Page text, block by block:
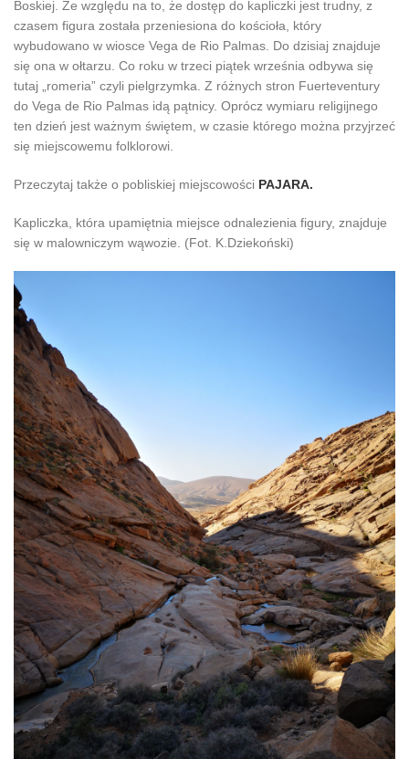
Boskiej. Ze względu na to, że dostęp do kapliczki jest trudny, z
czasem figura została przeniesiona do kościoła, który
wybudowano w wiosce Vega de Rio Palmas. Do dzisiaj znajduje
się ona w ołtarzu. Co roku w trzeci piątek września odbywa się
tutaj „romeria” czyli pielgrzymka. Z różnych stron Fuerteventury
do Vega de Rio Palmas idą pątnicy. Oprócz wymiaru religijnego
ten dzień jest ważnym świętem, w czasie którego można przyjrzeć
się miejscowemu folklorowi.
Przeczytaj także o pobliskiej miejscowości PAJARA.
Kapliczka, która upamiętnia miejsce odnalezienia figury, znajduje
się w malowniczym wąwozie. (Fot. K.Dziekoński)